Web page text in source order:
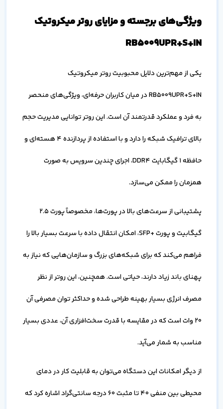
ویژگی‌های برجسته و مزایای روتر میکروتیک
RB5009UPR+S+IN
یکی از مهم‌ترین دلایل محبوبیت روتر میکروتیک
RB5009UPR+S+IN در میان کاربران حرفه‌ای، ویژگی‌های منحصر
به فرد و عملکرد قدرتمند آن است. این روتر توانایی مدیریت حجم
بالای ترافیک شبکه را دارد و با استفاده از پردازنده 4 هسته‌ای و
حافظه 1 گیگابایت DDR4، اجرای چندین سرویس به صورت
همزمان را ممکن می‌سازد.
پشتیبانی از سرعت‌های بالا در پورت‌ها، مخصوصاً پورت 2.5
گیگابیت و پورت +SFP، امکان انتقال داده با سرعت بسیار بالا را
فراهم می‌کند که برای شبکه‌های بزرگ و سازمان‌هایی که نیاز به
پهنای باند زیاد دارند، حیاتی است. همچنین، این روتر از نظر
مصرف انرژی بسیار بهینه طراحی شده و حداکثر توان مصرفی آن
20 وات است که در مقایسه با قدرت سخت‌افزاری آن، عددی بسیار
مناسب به شمار می‌آید.
از دیگر امکانات این دستگاه می‌توان به قابلیت کار در دمای
محیطی بین منفی 40 تا مثبت 60 درجه سانتی‌گراد اشاره کرد که